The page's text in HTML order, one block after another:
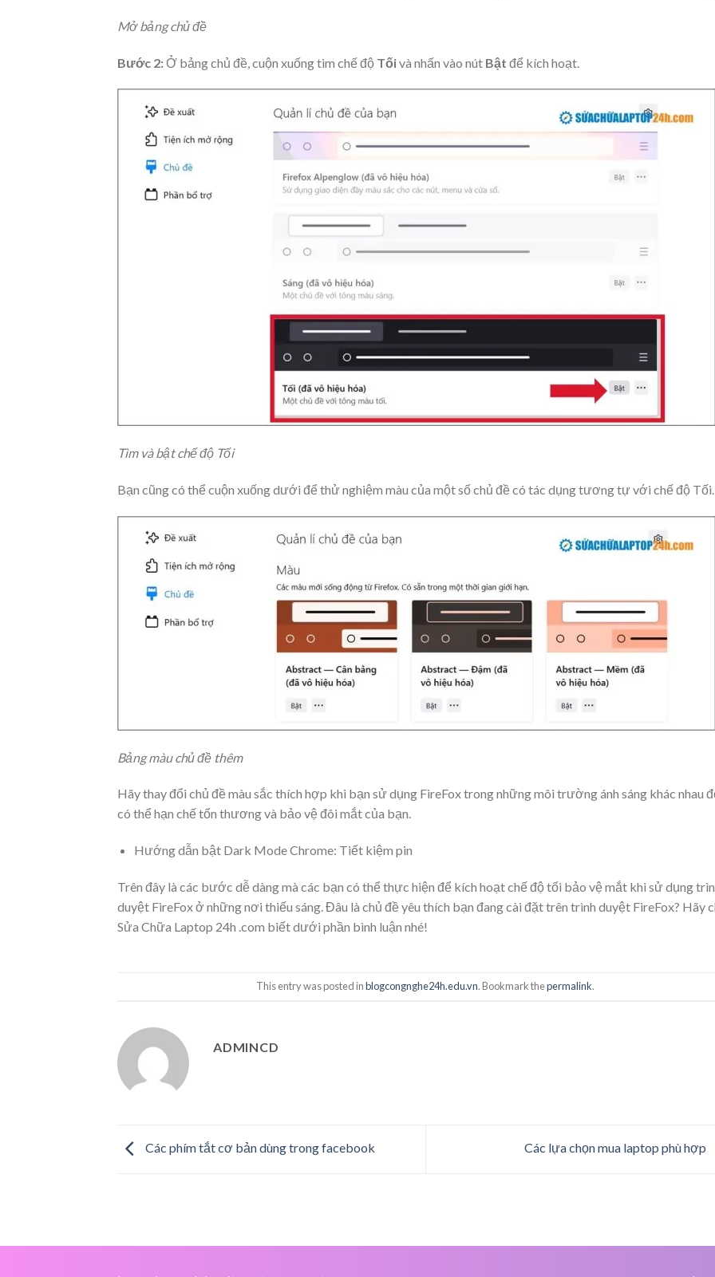
Mở bảng chủ đề
Bước 2:Ở bảng chủ đề, cuộn xuống tìm chế độ Tốivà nhấn vào nút Bật để kích hoạt.
Tìm và bật chế độ Tối
Bạn cũng có thể cuộn xuống dưới để thử nghiệm màu của một số chủ đề có tác dụng tương tự với chế độ Tối.
Bảng màu chủ đề thêm
Hãy thay đổi chủ đề màu sắc thích hợp khi bạn sử dụng FireFox trong những môi trường ánh sáng khác nhau
có thể hạn chế tổn thương và bảo vệ đôi mắt của bạn.
Hướng dẫn bật Dark Mode Chrome: Tiết kiệm pin
Trên đây là các bước dễ dàng mà các bạn có thể thực hiện để kích hoạt chế độ tối bảo vệ mắt khi sử dụng
duyệt FireFox ở những nơi thiếu sáng. Đâu là chủ đề yêu thích bạn đang cài đặt trên trình duyệt FireFox? Hãy
Sửa Chữa Laptop 24h .com biết dưới phần bình luận nhé!
This entry was posted inblogcongnghe24h.edu.vn. Bookmark thepermalink.
ADMINCD
Các phím tắt cơ bản dùng trong facebook Các lựa chọn mua laptop phù hợp